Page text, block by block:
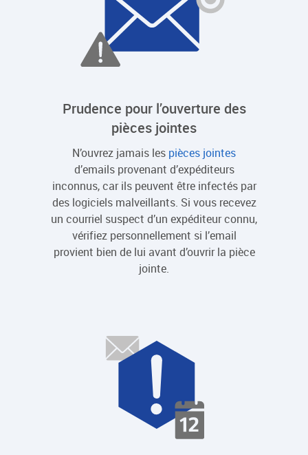
Prudence pour l’ouverture des
pièces jointes
N’ouvrez jamais les pièces jointes
d’emails provenant d’expéditeurs
inconnus, car ils peuvent être infectés par
des logiciels malveillants. Si vous recevez
un courriel suspect d’un expéditeur connu,
vérifiez personnellement si l’email
provient bien de lui avant d’ouvrir la pièce
jointe.